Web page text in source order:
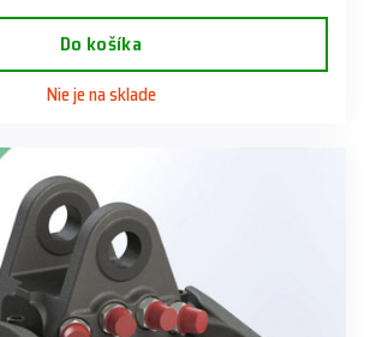
Do košíka
Nie je na sklade